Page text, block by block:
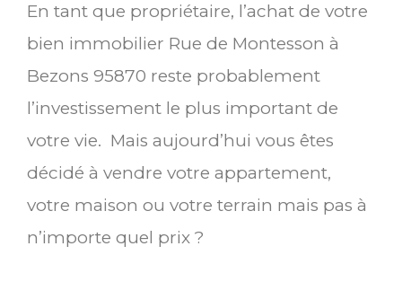
En tant que propriétaire, l’achat de votre
bien immobilier Rue de Montesson à
Bezons 95870 reste probablement
l’investissement le plus important de
votre vie. Mais aujourd’hui vous êtes
décidé à vendre votre appartement,
votre maison ou votre terrain mais pas à
n’importe quel prix ?